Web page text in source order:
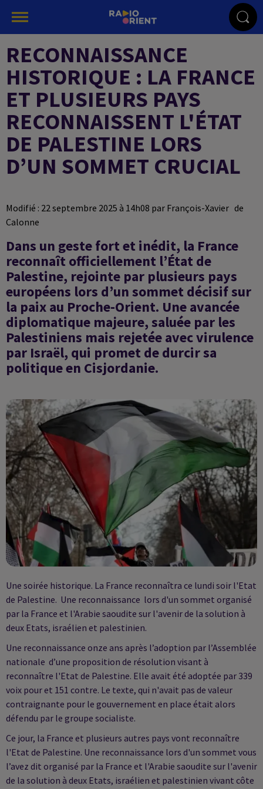
RECONNAISSANCE
HISTORIQUE : LA FRANCE
ET PLUSIEURS PAYS
RECONNAISSENT L'ÉTAT
DE PALESTINE LORS
D’UN SOMMET CRUCIAL
Modifié : 22 septembre 2025 à 14h08 par François-Xavier de
Calonne
Dans un geste fort et inédit, la France
reconnaît officiellement l’État de
Palestine, rejointe par plusieurs pays
européens lors d’un sommet décisif sur
la paix au Proche-Orient. Une avancée
diplomatique majeure, saluée par les
Palestiniens mais rejetée avec virulence
par Israël, qui promet de durcir sa
politique en Cisjordanie.
Une soirée historique. La France reconnaîtra ce lundi soir l'Etat
de Palestine. Une reconnaissance lors d'un sommet organisé
par la France et l'Arabie saoudite sur l'avenir de la solution à
deux Etats, israélien et palestinien.
Une reconnaissance onze ans après l’adoption par l’Assemblée
nationale d’une proposition de résolution visant à
reconnaître l'Etat de Palestine. Elle avait été adoptée par 339
voix pour et 151 contre. Le texte, qui n'avait pas de valeur
contraignante pour le gouvernement en place était alors
défendu par le groupe socialiste.
Ce jour, la France et plusieurs autres pays vont reconnaître
l'Etat de Palestine. Une reconnaissance lors d'un sommet vous
l’avez dit organisé par la France et l'Arabie saoudite sur l'avenir
de la solution à deux Etats, israélien et palestinien vivant côte